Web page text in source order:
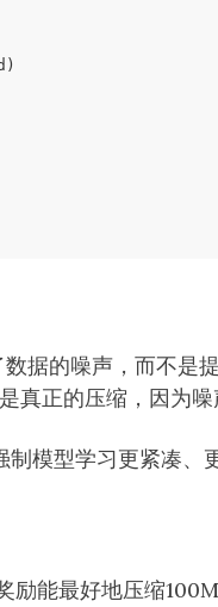
)
据的噪声，而不是
正的压缩，因为噪
模型学习更紧凑
能最好地压缩